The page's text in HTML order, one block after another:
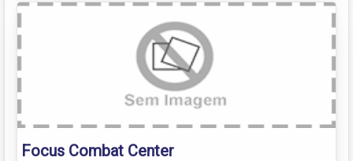
Focus Combat Center